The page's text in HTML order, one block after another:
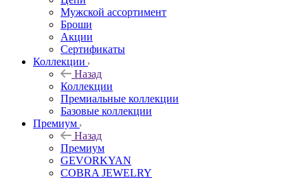
Мужской ассортимент
Броши
Акции
Сертификаты
Коллекции
Назад
Коллекции
Премиальные коллекции
Базовые коллекции
Премиум
Назад
Премиум
GEVORKYAN
COBRA JEWELRY